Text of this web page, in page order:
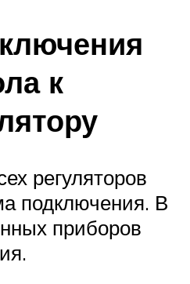
к
регуляторов
подключения. В
приборов